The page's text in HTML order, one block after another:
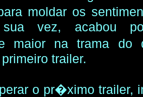
moldar os
vez, acabou
maior na trama
trailer.
o pr�ximo trailer,